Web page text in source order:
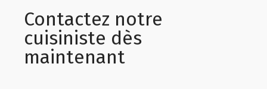
Contactez notre
cuisiniste dès
maintenant